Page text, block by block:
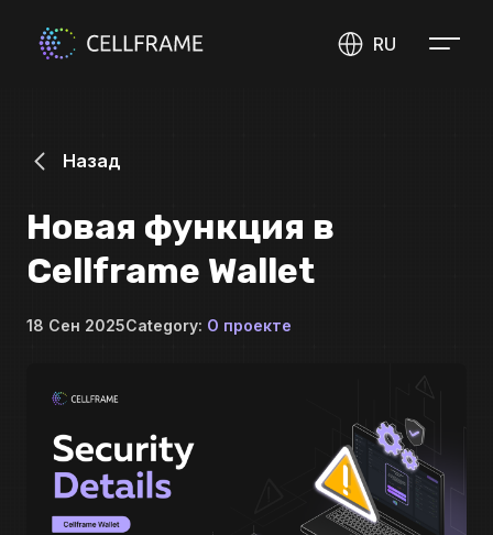
RU
Назад
Новая функция в
Cellframe Wallet
18 Сен 2025Category: О проекте